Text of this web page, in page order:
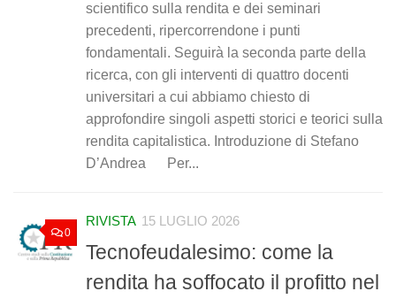
scientifico sulla rendita e dei seminari
precedenti, ripercorrendone i punti
fondamentali. Seguirà la seconda parte della
ricerca, con gli interventi di quattro docenti
universitari a cui abbiamo chiesto di
approfondire singoli aspetti storici e teorici sulla
rendita capitalistica. Introduzione di Stefano
D’Andrea Per...
0
RIVISTA 15 LUGLIO 2026
Tecnofeudalesimo: come la
rendita ha soffocato il profitto nel